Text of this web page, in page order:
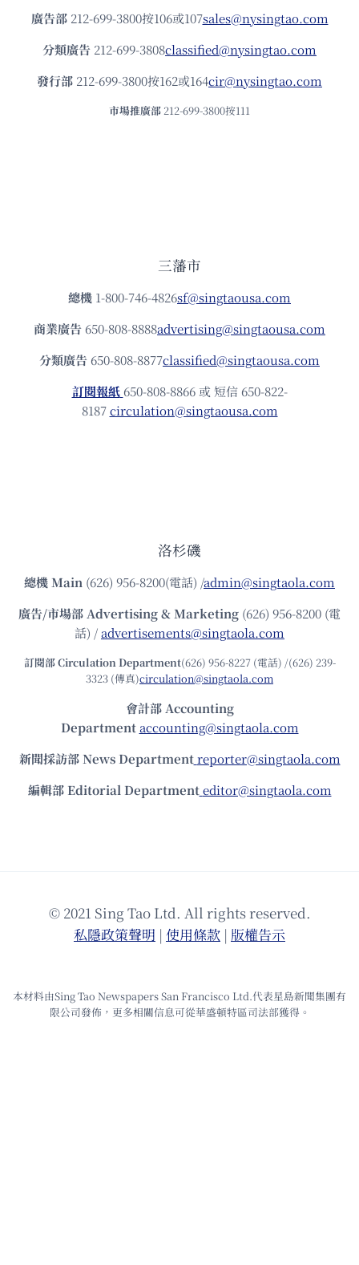
廣告部212-699-3800按106或107sales@nysingtao.com
分類廣告 212-699-3808classified@nysingtao.com
發⾏部 212-699-3800按162或164cir@nysingtao.com
市場推廣部 212-699-3800按111
三藩市
總機 1-800-746-4826sf@singtaousa.com
商業廣告 650-808-8888advertising@singtaousa.com
分類廣告 650-808-8877classified@singtaousa.com
訂閱報紙 650-808-8866 或 短信 650-822-
8187circulation@singtaousa.com
洛杉磯
總機Main (626) 956-8200(電話) /admin@singtaola.com
廣告/市場部Advertising & Marketing (626) 956-8200 (電
話) /advertisements@singtaola.com
訂閱部 Circulation Department(626) 956-8227 (電話) /(626) 239-
3323 (傳真)circulation@singtaola.com
會計部 Accounting
Department accounting@singtaola.com
新聞採訪部 News Department reporter@singtaola.com
編輯部 Editorial Department editor@singtaola.com
© 2021 Sing Tao Ltd. All rights reserved.
私隱政策聲明 | 使⽤條款 | 版權告⽰
本材料由Sing Tao Newspapers San Francisco Ltd.代表星島新聞集團有
限公司發佈，更多相關信息可從華盛頓特區司法部獲得。